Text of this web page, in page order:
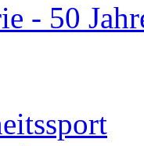
- 50